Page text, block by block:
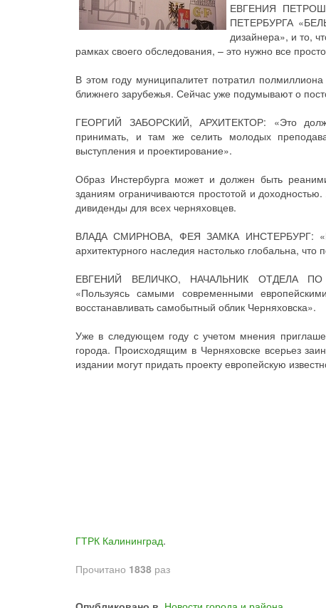
ЕВГЕНИЯ
ПЕТЕРБУРГА
дизайнера», и то,
рамках своего обследования, – это нужно все
В этом году муниципалитет потратил
ближнего зарубежья. Сейчас уже подумывают о
ГЕОРГИЙ ЗАБОРСКИЙ, АРХИТЕКТОР: «Это
принимать, и там же селить молодых
выступления и проектирование».
Образ Инстербурга может и должен быть
зданиям ограничиваются простотой и
дивиденды для всех черняховцев.
ВЛАДА СМИРНОВА, ФЕЯ ЗАМКА ИНСТЕРБУРГ:
архитектурного наследия настолько глобальна,
ЕВГЕНИЙ ВЕЛИЧКО, НАЧАЛЬНИК ОТДЕЛА
«Пользуясь самыми современными
восстанавливать самобытный облик Черняховска».
Уже в следующем году с учетом мнения
города. Происходящим в Черняховске всерьез
издании могут придать проекту европейскую
ГТРК Калининград.
Прочитано 1838 раз